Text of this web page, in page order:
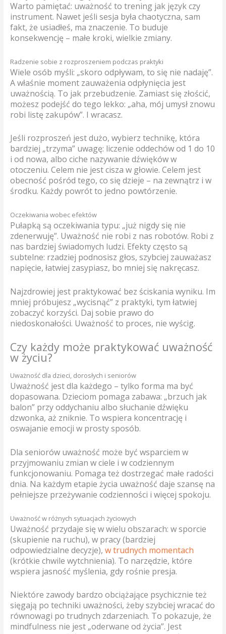
Warto pamiętać: uważność to trening jak język czy
instrument. Nawet jeśli sesja była chaotyczna, sam
fakt, że usiadłeś, ma znaczenie. To buduje
konsekwencję – małe kroki, wielkie zmiany.
Radzenie sobie z rozproszeniem podczas praktyki
Wiele osób myśli: „skoro odpływam, to się nie nadaję”.
A właśnie moment zauważenia odpłynięcia jest
uważnością. To jak przebudzenie. Zamiast się złościć,
możesz podejść do tego lekko: „aha, mój umysł znowu
robi listę zakupów”. I wracasz.
Jeśli rozproszeń jest dużo, wybierz technikę, która
bardziej „trzyma” uwagę: liczenie oddechów od 1 do 10
i od nowa, albo ciche nazywanie dźwięków w
otoczeniu. Celem nie jest cisza w głowie. Celem jest
obecność pośród tego, co się dzieje – na zewnątrz i w
środku. Każdy powrót to jedno powtórzenie.
Oczekiwania wobec efektów
Pułapką są oczekiwania typu: „już nigdy się nie
zdenerwuję”. Uważność nie robi z nas robotów. Robi z
nas bardziej świadomych ludzi. Efekty często są
subtelne: rzadziej podnosisz głos, szybciej zauważasz
napięcie, łatwiej zasypiasz, bo mniej się nakręcasz.
Najzdrowiej jest praktykować bez ściskania wyniku. Im
mniej próbujesz „wycisnąć” z praktyki, tym łatwiej
zobaczyć korzyści. Daj sobie prawo do
niedoskonałości. Uważność to proces, nie wyścig.
Czy każdy może praktykować uważność
w życiu?
Uważność dla dzieci, dorosłych i seniorów
Uważność jest dla każdego – tylko forma ma być
dopasowana. Dzieciom pomaga zabawa: „brzuch jak
balon” przy oddychaniu albo słuchanie dźwięku
dzwonka, aż zniknie. To wspiera koncentrację i
oswajanie emocji w prosty sposób.
Dla seniorów uważność może być wsparciem w
przyjmowaniu zmian w ciele i w codziennym
funkcjonowaniu. Pomaga też dostrzegać małe radości
dnia. Na każdym etapie życia uważność daje szansę na
pełniejsze przeżywanie codzienności i więcej spokoju.
Uważność w różnych sytuacjach życiowych
Uważność przydaje się w wielu obszarach: w sporcie
(skupienie na ruchu), w pracy (bardziej
odpowiedzialne decyzje), w trudnych momentach
(krótkie chwile wytchnienia). To narzędzie, które
wspiera jasność myślenia, gdy rośnie presja.
Niektóre zawody bardzo obciążające psychicznie też
sięgają po techniki uważności, żeby szybciej wracać do
równowagi po trudnych zdarzeniach. To pokazuje, że
mindfulness nie jest „oderwane od życia”. Jest